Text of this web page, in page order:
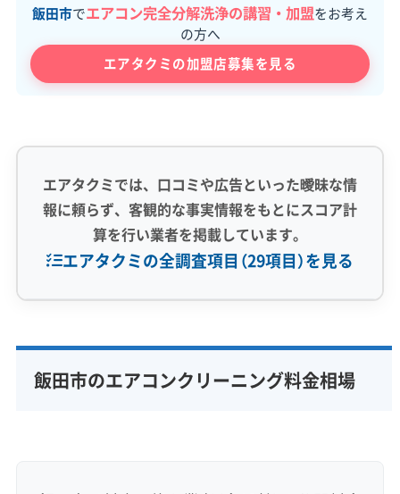
飯田市でエアコン完全分解洗浄の講習・加盟をお考え
の方へ
エアタクミの加盟店募集を見る
エアタクミでは、口コミや広告といった曖昧な情
報に頼らず、客観的な事実情報をもとにスコア計
算を行い業者を掲載しています。
エアタクミの全調査項目（29項目）を見る
完全分解洗浄 部分クリーニング
実績10年以上
飯田市のエアコンクリーニング料金相場